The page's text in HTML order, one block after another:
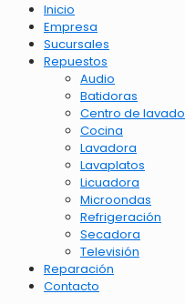
Inicio
Empresa
Sucursales
Repuestos
Audio
Batidoras
Centro de lavado
Cocina
Lavadora
Lavaplatos
Licuadora
Microondas
Refrigeración
Secadora
Televisión
Reparación
Contacto